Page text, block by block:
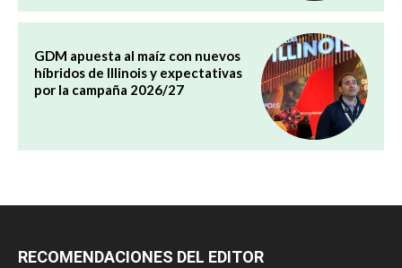
GDM apuesta al maíz con nuevos
híbridos de Illinois y expectativas
por la campaña 2026/27
RECOMENDACIONES DEL EDITOR